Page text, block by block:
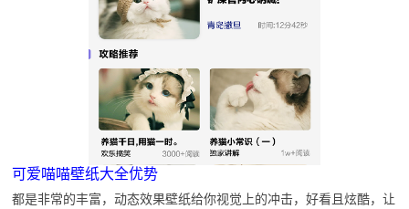
可爱喵喵壁纸大全优势
都是非常的丰富，动态效果壁纸给你视觉上的冲击，好看且炫酷，让